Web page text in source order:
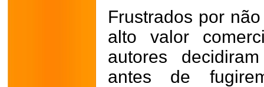
Frustrados por
alto valor
autores
antes de